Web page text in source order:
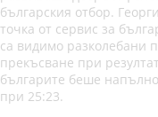
българския отбор.
точка от сервис за
са видимо разколебани
прекъсване при
българите беше
при 25:23.